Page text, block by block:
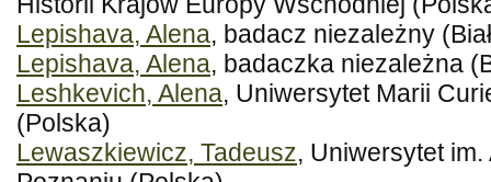
Lepishava, Alena, badacz niezależny
Lepishava, Alena, badaczka niezależna
Leshkevich, Alena, Uniwersytet Marii
(Polska)
Lewaszkiewicz, Tadeusz, Uniwersytet